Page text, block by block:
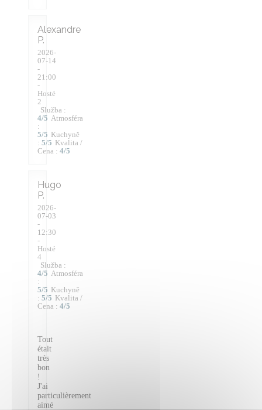
Alexandre
P
2026-
07-14
-
21:00
-
Hosté
2
Služba :
4/5 Atmosféra
:
5/5 Kuchyně
: 5/5 Kvalita /
Cena : 4/5
Hugo
P
2026-
07-03
-
12:30
-
Hosté
4
Služba :
4/5 Atmosféra
:
5/5 Kuchyně
: 5/5 Kvalita /
Cena : 4/5
Tout
était
très
bon
!
J'ai
particulièrement
aimé